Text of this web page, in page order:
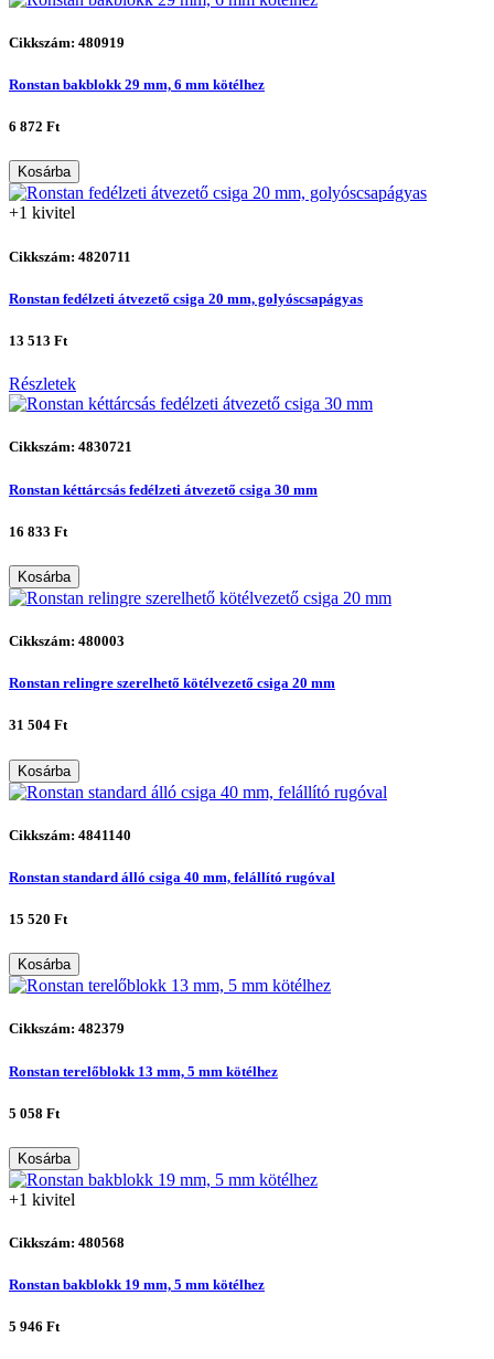
Cikkszám: 480919
Ronstan bakblokk 29 mm, 6 mm kötélhez
6 872 Ft
Kosárba
+1 kivitel
Cikkszám: 4820711
Ronstan fedélzeti átvezető csiga 20 mm, golyóscsapágyas
13 513 Ft
Részletek
Cikkszám: 4830721
Ronstan kéttárcsás fedélzeti átvezető csiga 30 mm
16 833 Ft
Kosárba
Cikkszám: 480003
Ronstan relingre szerelhető kötélvezető csiga 20 mm
31 504 Ft
Kosárba
Cikkszám: 4841140
Ronstan standard álló csiga 40 mm, felállító rugóval
15 520 Ft
Kosárba
Cikkszám: 482379
Ronstan terelőblokk 13 mm, 5 mm kötélhez
5 058 Ft
Kosárba
+1 kivitel
Cikkszám: 480568
Ronstan bakblokk 19 mm, 5 mm kötélhez
5 946 Ft